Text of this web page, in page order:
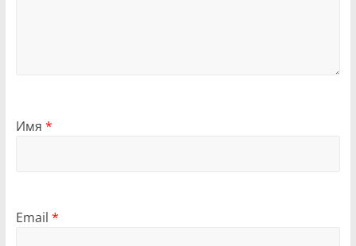
Имя *
Email *